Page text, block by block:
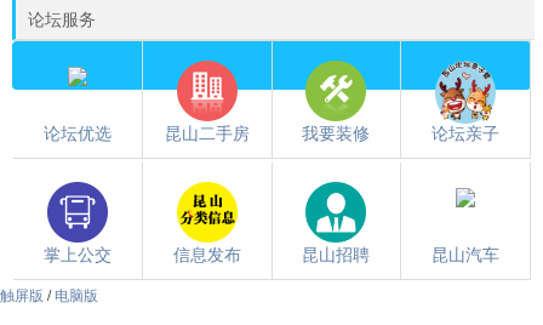
论坛服务
论坛优选 昆山二手房 我要装修 论坛亲子
掌上公交 信息发布 昆山招聘 昆山汽车
都翻到这儿了，就下载个昆山论坛APP吧~~
触屏版 / 电脑版